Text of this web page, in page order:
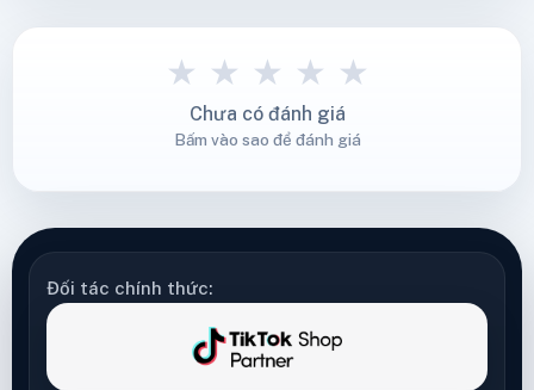
★ ★ ★ ★ ★
Chưa có đánh giá
Bấm vào sao để đánh giá
Đối tác chính thức: